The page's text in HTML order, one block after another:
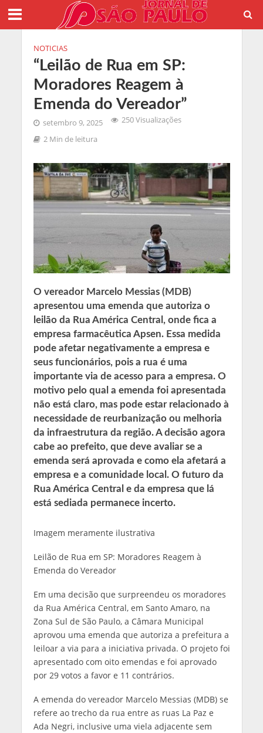
NOTICIAS
“Leilão de Rua em SP:
Moradores Reagem à
Emenda do Vereador”
setembro 9, 2025
250 Visualizações
2 Min de leitura
O vereador Marcelo Messias (MDB)
apresentou uma emenda que autoriza o
leilão da Rua América Central, onde fica a
empresa farmacêutica Apsen. Essa medida
pode afetar negativamente a empresa e
seus funcionários, pois a rua é uma
importante via de acesso para a empresa. O
motivo pelo qual a emenda foi apresentada
não está claro, mas pode estar relacionado à
necessidade de reurbanização ou melhoria
da infraestrutura da região. A decisão agora
cabe ao prefeito, que deve avaliar se a
emenda será aprovada e como ela afetará a
empresa e a comunidade local. O futuro da
Rua América Central e da empresa que lá
está sediada permanece incerto.
Imagem meramente ilustrativa
Leilão de Rua em SP: Moradores Reagem à
Emenda do Vereador
Em uma decisão que surpreendeu os moradores
da Rua América Central, em Santo Amaro, na
Zona Sul de São Paulo, a Câmara Municipal
aprovou uma emenda que autoriza a prefeitura a
leiloar a via para a iniciativa privada. O projeto foi
apresentado com oito emendas e foi aprovado
por 29 votos a favor e 11 contrários.
A emenda do vereador Marcelo Messias (MDB) se
refere ao trecho da rua entre as ruas La Paz e
Ada Negri, inclusive uma viela adjacente sem